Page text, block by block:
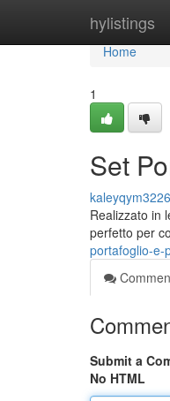
hylistings
Home
Home
1
Set
Realizzato in
perfetto per
portafoglio-e-
Submit a
No HTML